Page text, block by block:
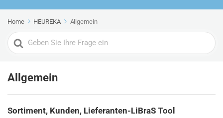
Home HEUREKA Allgemein
Search
For
Allgemein
Sortiment, Kunden, Lieferanten-LiBraS Tool